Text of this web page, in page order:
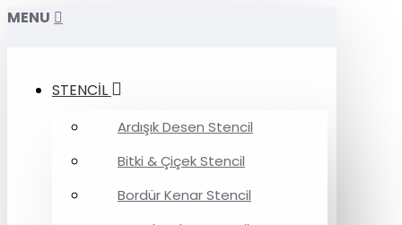
MENU
STENCİL
Ardışık Desen Stencil
Bitki & Çiçek Stencil
Bordür Kenar Stencil